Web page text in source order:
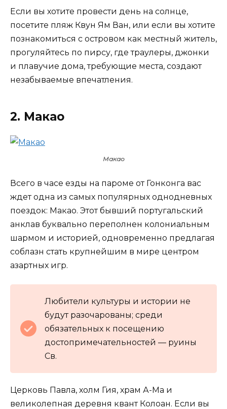
Если вы хотите провести день на солнце,
посетите пляж Квун Ям Ван, или если вы хотите
познакомиться с островом как местный житель,
прогуляйтесь по пирсу, где траулеры, джонки
и плавучие дома, требующие места, создают
незабываемые впечатления.
2. Макао
Макао
Всего в часе езды на пароме от Гонконга вас
ждет одна из самых популярных однодневных
поездок: Макао. Этот бывший португальский
анклав буквально переполнен колониальным
шармом и историей, одновременно предлагая
соблазн стать крупнейшим в мире центром
азартных игр.
Любители культуры и истории не
будут разочарованы; среди
обязательных к посещению
достопримечательностей — руины
Св.
Церковь Павла, холм Гия, храм А-Ма и
великолепная деревня квант Колоан. Если вы